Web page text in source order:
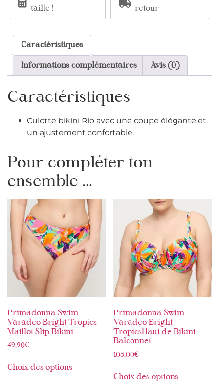
taille !
retour
Caractéristiques
Informations complémentaires Avis (0)
Caractéristiques
Culotte bikini Rio avec une coupe élégante et
un ajustement confortable.
Pour compléter ton
ensemble ...
Primadonna Swim
Varadeo Bright Tropics
Maillot Slip Bikini
49,90€
Choix des options
Primadonna Swim
Varadeo Bright
TropicsHaut de Bikini
Balconnet
105,00€
Choix des options